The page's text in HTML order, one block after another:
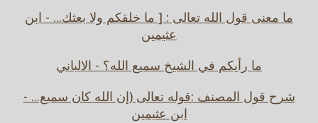
ما معنى قول الله تعالى : [ ما خلقكم ولا بعثك... - ابن
عثيمين
ما رأيكم في الشيخ سميع الله؟ - الالباني
شرح قول المصنف :قوله تعالى (إن الله كان سميع... -
ابن عثيمين